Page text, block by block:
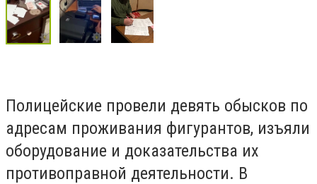
Полицейские провели девять обысков по
адресам проживания фигурантов, изъяли
оборудование и доказательства их
противоправной деятельности. В